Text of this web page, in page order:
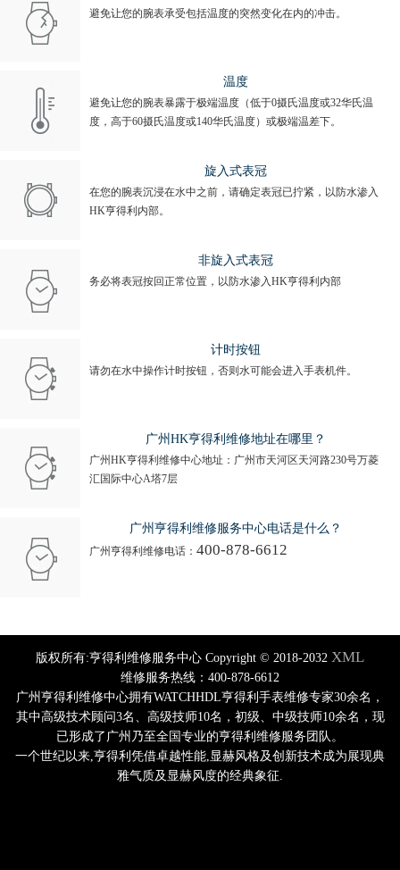
避免让您的腕表承受包括温度的突然变化在内的冲击。
温度
避免让您的腕表暴露于极端温度（低于0摄氏温度或32华氏温
度，高于60摄氏温度或140华氏温度）或极端温差下。
旋入式表冠
在您的腕表沉浸在水中之前，请确定表冠已拧紧，以防水渗入
HK亨得利内部。
非旋入式表冠
务必将表冠按回正常位置，以防水渗入HK亨得利内部
计时按钮
请勿在水中操作计时按钮，否则水可能会进入手表机件。
广州HK亨得利维修地址在哪里？
广州HK亨得利维修中心地址：广州市天河区天河路230号万菱
汇国际中心A塔7层
广州亨得利维修服务中心电话是什么？
广州亨得利维修电话： 400-878-6612
版权所有:亨得利维修服务中心 Copyright © 2018-2032 XML
维修服务热线：400-878-6612
广州亨得利维修中心拥有WATCHHDL亨得利手表维修专家30余名，
其中高级技术顾问3名、高级技师10名，初级、中级技师10余名，现
已形成了广州乃至全国专业的亨得利维修服务团队。
一个世纪以来,亨得利凭借卓越性能,显赫风格及创新技术成为展现典
雅气质及显赫风度的经典象征.